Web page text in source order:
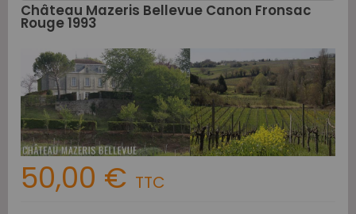
Château Mazeris Bellevue Canon Fronsac
Rouge 1993
50,00 € TTC